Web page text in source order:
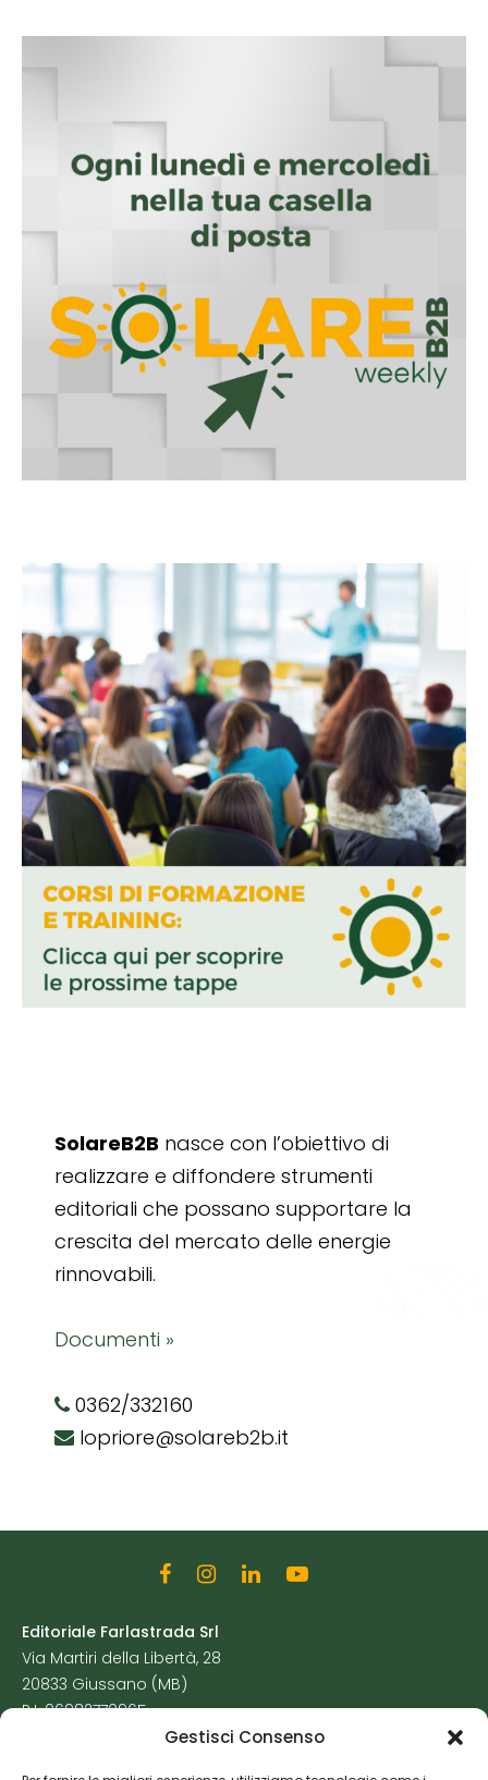
Gestisci Consenso
SolareB2B nasce con l’obiettivo di
realizzare e diffondere strumenti
editoriali che possano supportare la
crescita del mercato delle energie
rinnovabili.
Documenti »
0362/332160
lopriore@solareb2b.it
Editoriale Farlastrada Srl
Via Martiri della Libertà, 28
20833 Giussano (MB)
P.I. 06982770965